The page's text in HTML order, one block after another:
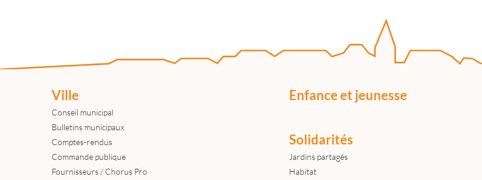
Ville
Conseil municipal
Bulletins municipaux
Comptes-rendus
Commande publique
Fournisseurs / Chorus Pro
Enfance et jeunesse
Solidarités
Jardins partagés
Habitat